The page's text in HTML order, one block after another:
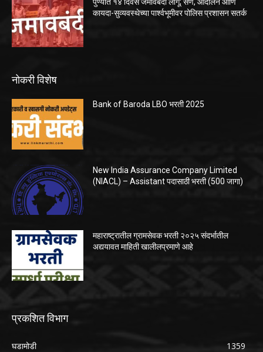
पुण्यात १४ दिवस जमावबंदी लागू; सण, आंदोलने आणि
कायदा-सुव्यवस्थेच्या पार्श्वभूमीवर पोलिस प्रशासन सतर्क
नोकरी विशेष
Bank of Baroda LBO भरती 2025
New India Assurance Company Limited
(NIACL) – Assistant पदासाठी भरती (500 जागा)
महाराष्ट्रातील ग्रामसेवक भरती २०२५ संदर्भातील
अद्ययावत माहिती खालीलप्रमाणे आहे
प्रकशित विभाग
घडामोडी
1359